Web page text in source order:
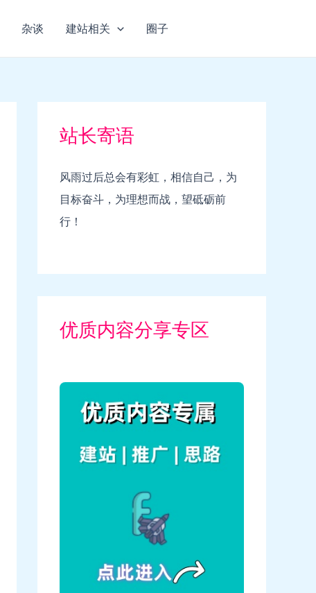
杂谈 建站相关 圈子
站长寄语
风雨过后总会有彩虹，相信自己，为
目标奋斗，为理想而战，望砥砺前
行！
优质内容分享专区